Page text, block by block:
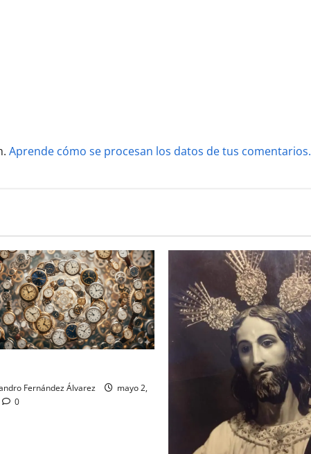
Aprende cómo se procesan los datos de tus comentarios.
Fernández Álvarez
mayo 2,
0